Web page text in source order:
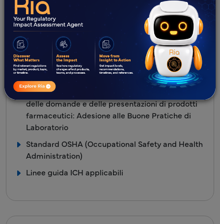
Guida ai Regolamenti GLP del Regno Unito,
Febbraio 2000 (a cura di GLPMA)
Manuale dell'WHO sulle buone pratiche di
laboratorio (GLP): pratiche di qualità per la
ricerca e lo sviluppo non clinico regolamentato
Health Canada: Documento guida finalizzato -
Dati di studi di laboratorio non clinici a supporto
delle domande e delle presentazioni di prodotti
farmaceutici: Adesione alle Buone Pratiche di
Laboratorio
Standard OSHA (Occupational Safety and Health
Administration)
Linee guida ICH applicabili